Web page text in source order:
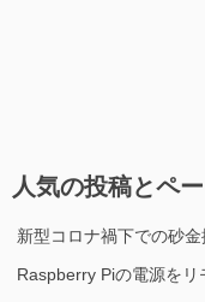
人気の投稿とペ
新型コロナ禍下での砂
Raspberry Piの電源を